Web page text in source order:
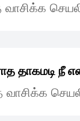
தாகமடி நீ